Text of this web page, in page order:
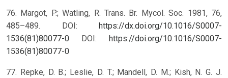
76. Margot, P.; Watling, R. Trans. Br. Mycol. Soc. 1981, 76,
485–489. DOI: https://dx.doi.org/10.1016/S0007-
1536(81)80077-0
DOI: https://doi.org/10.1016/S0007-
1536(81)80077-0
77. Repke, D. B.; Leslie, D. T.; Mandell, D. M.; Kish, N. G. J.